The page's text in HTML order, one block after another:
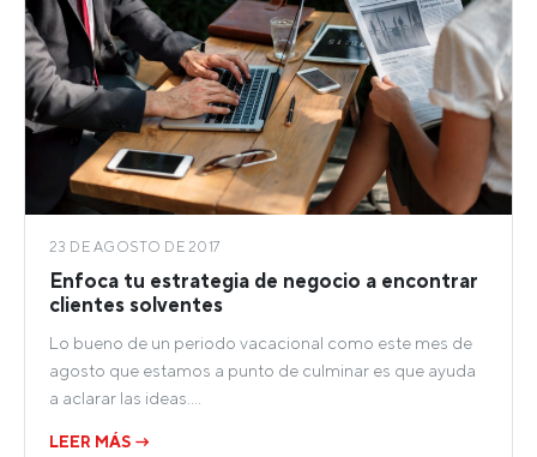
23 DE AGOSTO DE 2017
Enfoca tu estrategia de negocio a encontrar
clientes solventes
Lo bueno de un periodo vacacional como este mes de
agosto que estamos a punto de culminar es que ayuda
a aclarar las ideas.…
LEER MÁS →